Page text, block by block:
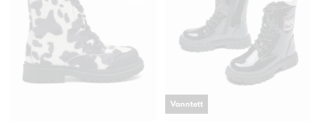
Vanntett